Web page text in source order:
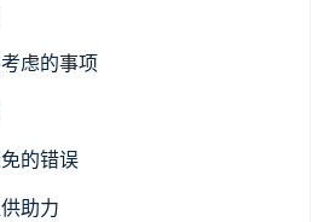
2026
如何为 AI 构建经济基础设施。
伴
虑的事项
售推介
的错误
助力